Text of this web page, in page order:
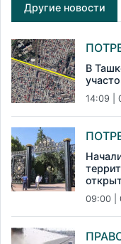
Другие новости
В
14:09 |
09:00 |